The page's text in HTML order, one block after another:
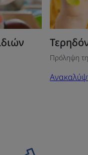
Πρόληψη